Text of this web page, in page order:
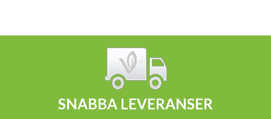
SNABBA LEVERANSER